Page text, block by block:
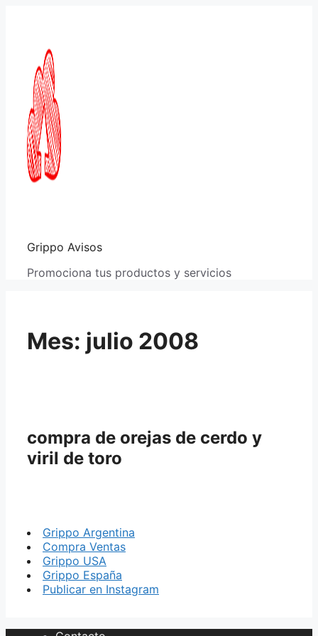
Grippo Avisos
Promociona tus productos y servicios
Mes: julio 2008
compra de orejas de cerdo y
viril de toro
Grippo Argentina
Compra Ventas
Grippo USA
Grippo España
Publicar en Instagram